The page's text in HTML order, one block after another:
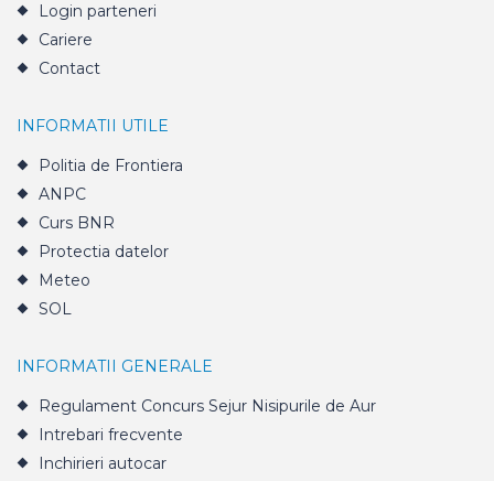
Login parteneri
Cariere
Contact
INFORMATII UTILE
Politia de Frontiera
ANPC
Curs BNR
Protectia datelor
Meteo
SOL
INFORMATII GENERALE
Regulament Concurs Sejur Nisipurile de Aur
Intrebari frecvente
Inchirieri autocar